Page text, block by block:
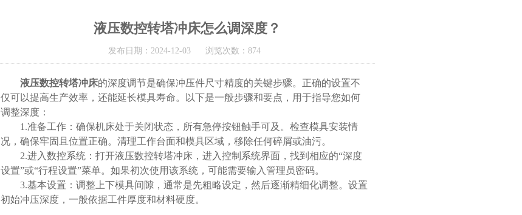
液压数控转塔冲床怎么调深度？
发布日期：2024-12-03 浏览次数：874
液压数控转塔冲床的深度调节是确保冲压件尺寸精度的关键步骤。正确的设置不
仅可以提高生产效率，还能延长模具寿命。以下是一般步骤和要点，用于指导您如何
调整深度：
1.准备工作：确保机床处于关闭状态，所有急停按钮触手可及。检查模具安装情
况，确保牢固且位置正确。清理工作台面和模具区域，移除任何碎屑或油污。
2.进入数控系统：打开液压数控转塔冲床，进入控制系统界面，找到相应的“深度
设置”或“行程设置”菜单。如果初次使用该系统，可能需要输入管理员密码。
3.基本设置：调整上下模具间隙，通常是先粗略设定，然后逐渐精细化调整。设置
初始冲压深度，一般依据工件厚度和材料硬度。